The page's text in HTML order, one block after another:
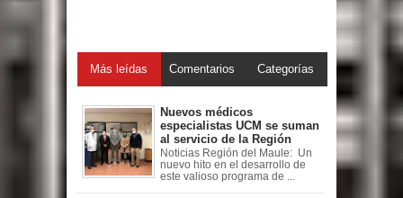
Más leídas Comentarios Categorías
Nuevos médicos
especialistas UCM se suman
al servicio de la Región
Noticias Región del Maule: Un
nuevo hito en el desarrollo de
este valioso programa de ...